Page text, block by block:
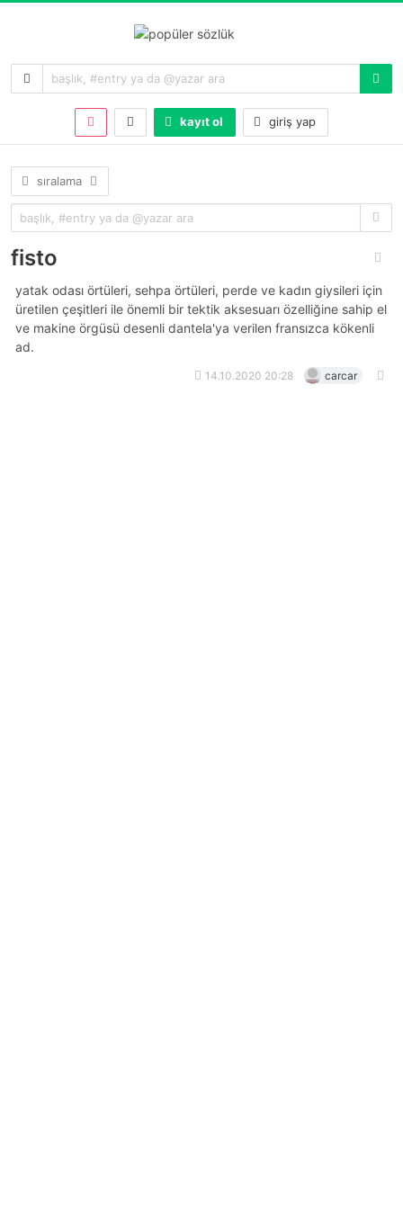
kayıt ol giriş yap
sıralama
fisto
yatak odası örtüleri, sehpa örtüleri, perde ve kadın giysileri için
üretilen çeşitleri ile önemli bir tektik aksesuarı özelliğine sahip el
ve makine örgüsü desenli dantela'ya verilen fransızca kökenli
ad.
14.10.2020 20:28 carcar